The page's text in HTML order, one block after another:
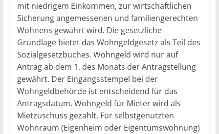
mit niedrigem Einkommen, zur wirtschaftlichen
Sicherung angemessenen und familiengerechten
Wohnens gewährt wird. Die gesetzliche
Grundlage bietet das Wohngeldgesetz als Teil des
Sozialgesetzbuches. Wohngeld wird nur auf
Antrag ab dem 1. des Monats der Antragstellung
gewährt. Der Eingangsstempel bei der
Wohngeldbehörde ist entscheidend für das
Antragsdatum. Wohngeld für Mieter wird als
Mietzuschuss gezahlt. Für selbstgenutzten
Wohnraum (Eigenheim oder Eigentumswohnung)